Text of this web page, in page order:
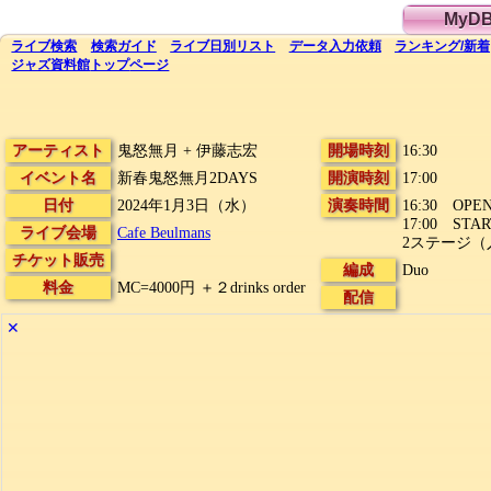
ライブ検索 検索ガイド ライブ日別 リスト データ入力依頼 ランキング/新着
ジャズ資料館 トップページ
アーティスト
鬼怒無月 + 伊藤志宏
イベント名
新春鬼怒無月2DAYS
日付
2024年1月3日（水）
ライブ会場
Cafe Beulmans
チケット販売
料金
MC=4000円 ＋２drinks order
開場時刻
16:30
開演時刻
17:00
演奏時間
16:30
17:00
2ステージ
編成
Duo
配信
✕